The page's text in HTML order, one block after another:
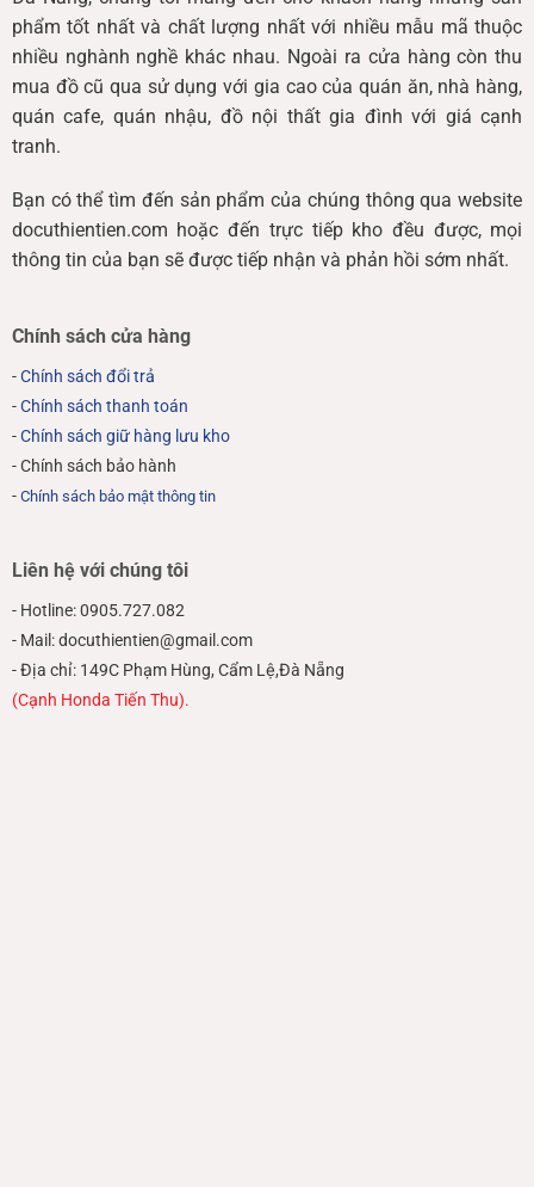
phẩm tốt nhất và chất lượng nhất với nhiều mẫu mã thuộc
nhiều nghành nghề khác nhau. Ngoài ra cửa hàng còn thu
mua đồ cũ qua sử dụng với gia cao của quán ăn, nhà hàng,
quán cafe, quán nhậu, đồ nội thất gia đình với giá cạnh
tranh.
Bạn có thể tìm đến sản phẩm của chúng thông qua website
docuthientien.com hoặc đến trực tiếp kho đều được, mọi
thông tin của bạn sẽ được tiếp nhận và phản hồi sớm nhất.
Chính sách cửa hàng
-Chính sách đổi trả
-Chính sách thanh toán
-Chính sách giữ hàng lưu kho
- Chính sách bảo hành
- Chính sách bảo mật thông tin
Liên hệ với chúng tôi
- Hotline: 0905.727.082
- Mail: docuthientien@gmail.com
- Địa chỉ: 149C Phạm Hùng, Cẩm Lệ,Đà Nẵng
(Cạnh Honda Tiến Thu).